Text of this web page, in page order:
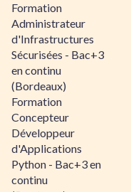
Formation
Administrateur
d'Infrastructures
Sécurisées - Bac+3
en continu
(Bordeaux)
Formation
Concepteur
Développeur
d'Applications
Python - Bac+3 en
continu